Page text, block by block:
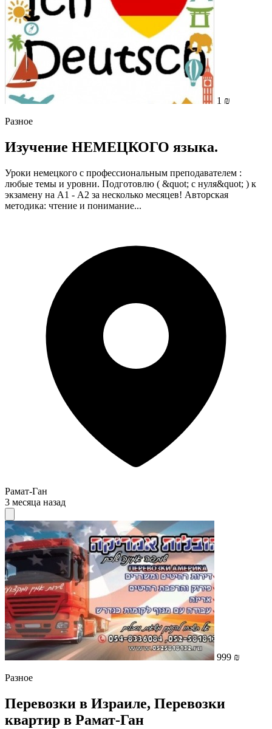
1 ₪
Разное
Изучение НЕМЕЦКОГО языка.
Уроки немецкого с профессиональным преподавателем :
любые темы и уровни. Подготовлю ( &quot; с нуля&quot; ) к
экзамену на А1 - А2 за несколько месяцев! Авторская
методика: чтение и понимание...
Рамат-Ган
3 месяца назад
999 ₪
Разное
Перевозки в Израиле, Перевозки
квартир в Рамат-Ган